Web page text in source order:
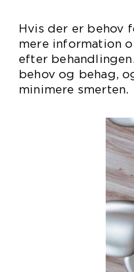
Hvis der er behov
mere information
efter
behov og behag,
minimere smerten.